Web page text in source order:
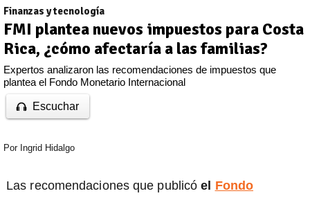
Finanzas y tecnología
FMI plantea nuevos impuestos para Costa
Rica, ¿cómo afectaría a las familias?
Expertos analizaron las recomendaciones de impuestos que
plantea el Fondo Monetario Internacional
Escuchar
Por Ingrid Hidalgo
Las recomendaciones que publicóel Fondo